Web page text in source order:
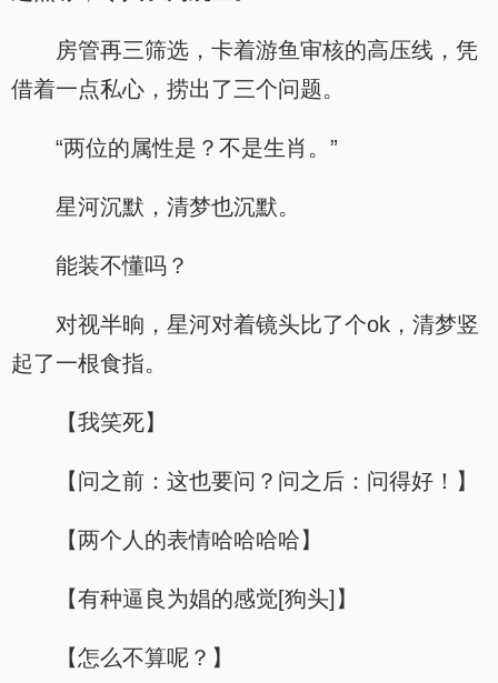
房管再三筛选，卡着游鱼审核的高压线，凭
借着一点私心，捞出了三个问题。
“两位的属性是？不是生肖。”
星河沉默，清梦也沉默。
能装不懂吗？
对视半晌，星河对着镜头比了个ok，清梦竖
起了一根食指。
【我笑死】
【问之前：这也要问？问之后：问得好！】
【两个人的表情哈哈哈哈】
【有种逼良为娼的感觉[狗头]】
【怎么不算呢？】